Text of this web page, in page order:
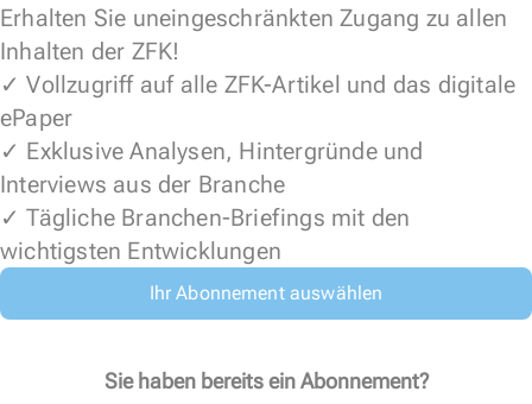
Erhalten Sie uneingeschränkten Zugang zu allen
Inhalten der ZFK!
✓ Vollzugriff auf alle ZFK-Artikel und das digitale
ePaper
✓ Exklusive Analysen, Hintergründe und
Interviews aus der Branche
✓ Tägliche Branchen-Briefings mit den
wichtigsten Entwicklungen
Ihr Abonnement auswählen
Sie haben bereits ein Abonnement?